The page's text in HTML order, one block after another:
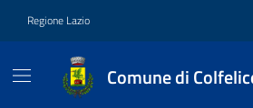
Regione Lazio
Comune di